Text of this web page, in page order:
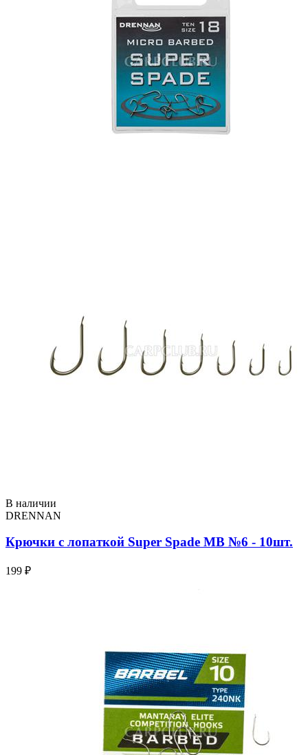
В наличии
DRENNAN
Крючки с лопаткой Super Spade МВ №6 - 10шт.
199 ₽